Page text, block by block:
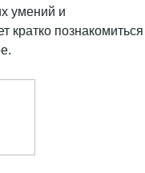
умений и
кратко познакомиться